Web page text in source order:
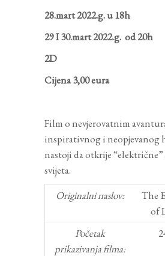
28.mart 2022.g. u 18h
29 I 30.mart 2022.g. od 20h
2D
Cijena 3,00 eura
Film o nevjerovatnim
inspirativnog i neopjevanog
nastoji da otkrije
svijeta.
Originalni naslov:
The
of
Početak
prikazivanja filma: